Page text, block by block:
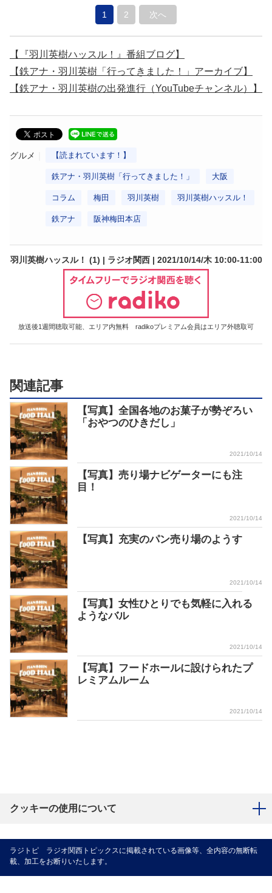
1 2 次へ
【『羽川英樹ハッスル！』番組ブログ】
【鉄アナ・羽川英樹「行ってきました！」アーカイブ】
【鉄アナ・羽川英樹の出発進行（YouTubeチャンネル）】
グルメ 【読まれています！】
鉄アナ・羽川英樹「行ってきました！」 大阪
コラム 梅田 羽川英樹 羽川英樹ハッスル！
鉄アナ 阪神梅田本店
羽川英樹ハッスル！ (1) | ラジオ関西 | 2021/10/14/木 10:00-11:00
放送後1週間聴取可能、エリア内無料 radikoプレミアム会員はエリア外聴取可
関連記事
【写真】全国各地のお菓子が勢ぞろい
「おやつのひきだし」
2021/10/14
【写真】売り場ナビゲーターにも注
目！
2021/10/14
【写真】充実のパン売り場のようす
2021/10/14
【写真】女性ひとりでも気軽に入れる
ようなバル
2021/10/14
【写真】フードホールに設けられたプ
レミアムルーム
2021/10/14
クッキーの使用について
ラジトピ ラジオ関西トピックスに掲載されている画像等、全内容の無断転
載、加工をお断りいたします。